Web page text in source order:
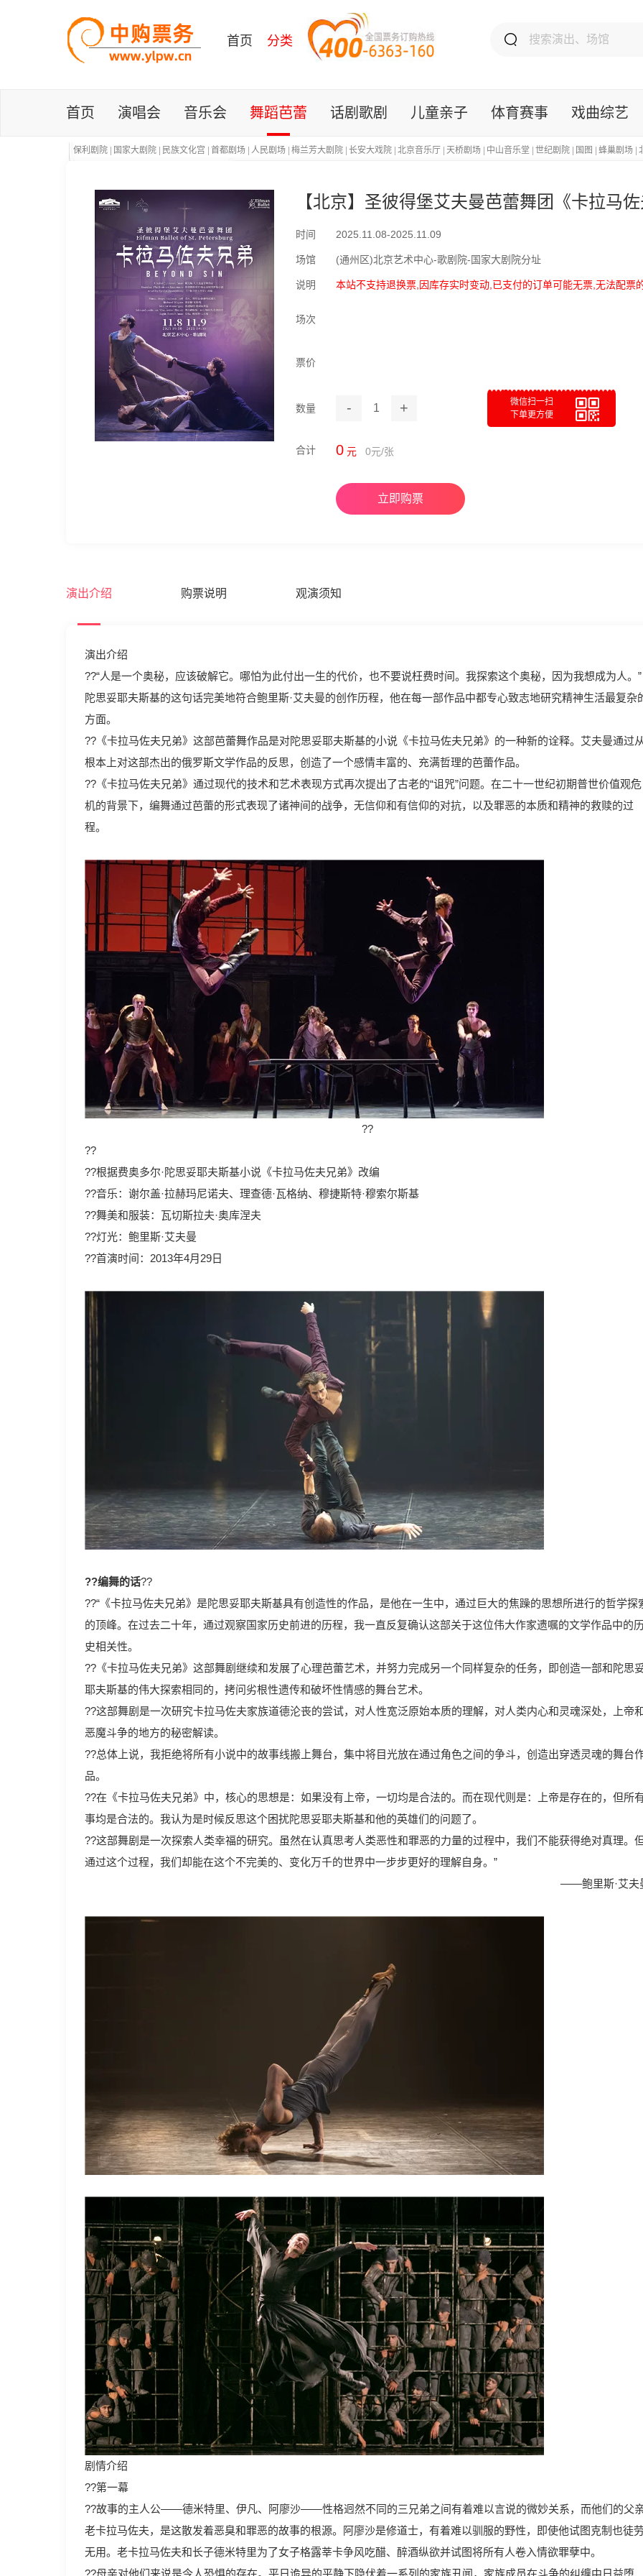
首页 分类
首页 演唱会 音乐会 舞蹈芭蕾 话剧歌剧 儿童亲子 体育赛事 戏曲综艺
保利剧院 国家大剧院 民族文化宫 首都剧场 人民剧场 梅兰芳大剧院 长安大戏院 北京音乐厅 天桥剧场 中山音乐堂 世纪剧院 国图 蜂巢剧场
【北京】圣彼得堡艾夫曼芭蕾舞团《卡拉马佐
时间 2025.11.08-2025.11.09
场馆 (通州区)北京艺术中心-歌剧院-国家大剧院分址
说明 本站不支持退换票,因库存实时变动,已支付的订单可能无票,无法配票
场次
票价
数量 - 1 +
微信扫一扫
下单更方便
合计 0 元 0元/张
立即购票
演出介绍 购票说明 观演须知
演出介绍
??“人是一个奥秘，应该破解它。哪怕为此付出一生的代价，也不要说枉费时间。我探索这个奥秘，因为我想成为人。”
陀思妥耶夫斯基的这句话完美地符合鲍里斯·艾夫曼的创作历程，他在每一部作品中都专心致志地研究精神生活最复杂
方面。
??《卡拉马佐夫兄弟》这部芭蕾舞作品是对陀思妥耶夫斯基的小说《卡拉马佐夫兄弟》的一种新的诠释。艾夫曼通过从
根本上对这部杰出的俄罗斯文学作品的反思，创造了一个感情丰富的、充满哲理的芭蕾作品。
??《卡拉马佐夫兄弟》通过现代的技术和艺术表现方式再次提出了古老的“诅咒”问题。在二十一世纪初期普世价值观危
机的背景下，编舞通过芭蕾的形式表现了诸神间的战争，无信仰和有信仰的对抗，以及罪恶的本质和精神的救赎的过
程。
??
??
??根据费奥多尔·陀思妥耶夫斯基小说《卡拉马佐夫兄弟》改编
??音乐：谢尔盖·拉赫玛尼诺夫、理查德·瓦格纳、穆捷斯特·穆索尔斯基
??舞美和服装：瓦切斯拉夫·奥库涅夫
??灯光：鲍里斯·艾夫曼
??首演时间：2013年4月29日
??编舞的话??
??“《卡拉马佐夫兄弟》是陀思妥耶夫斯基具有创造性的作品，是他在一生中，通过巨大的焦躁的思想所进行的哲学探
的顶峰。在过去二十年，通过观察国家历史前进的历程，我一直反复确认这部关于这位伟大作家遗嘱的文学作品中的
史相关性。
??《卡拉马佐夫兄弟》这部舞剧继续和发展了心理芭蕾艺术，并努力完成另一个同样复杂的任务，即创造一部和陀思
耶夫斯基的伟大探索相同的，拷问劣根性遗传和破坏性情感的舞台艺术。
??这部舞剧是一次研究卡拉马佐夫家族道德沦丧的尝试，对人性宽泛原始本质的理解，对人类内心和灵魂深处，上帝
恶魔斗争的地方的秘密解读。
??总体上说，我拒绝将所有小说中的故事线搬上舞台，集中将目光放在通过角色之间的争斗，创造出穿透灵魂的舞台
品。
??在《卡拉马佐夫兄弟》中，核心的思想是：如果没有上帝，一切均是合法的。而在现代则是：上帝是存在的，但所
事均是合法的。我认为是时候反思这个困扰陀思妥耶夫斯基和他的英雄们的问题了。
??这部舞剧是一次探索人类幸福的研究。虽然在认真思考人类恶性和罪恶的力量的过程中，我们不能获得绝对真理。
通过这个过程，我们却能在这个不完美的、变化万千的世界中一步步更好的理解自身。”
——鲍里斯·艾夫
剧情介绍
??第一幕
??故事的主人公——德米特里、伊凡、阿廖沙——性格迥然不同的三兄弟之间有着难以言说的微妙关系，而他们的父
老卡拉马佐夫，是这散发着恶臭和罪恶的故事的根源。阿廖沙是修道士，有着难以驯服的野性，即使他试图克制也徒
无用。老卡拉马佐夫和长子德米特里为了女子格露莘卡争风吃醋、醉酒纵欲并试图将所有人卷入情欲罪孽中。
??母亲对他们来说是令人恐惧的存在。平日诡异的平静下隐伏着一系列的家族丑闻，家族成员在斗争的纠缠中日益堕